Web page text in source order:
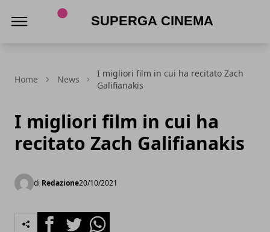
Home News
I migliori film in cui ha recitato Zach
Galifianakis
I migliori film in cui ha
recitato Zach Galifianakis
di Redazione20/10/2021
FacebookTwitterWhatsapp